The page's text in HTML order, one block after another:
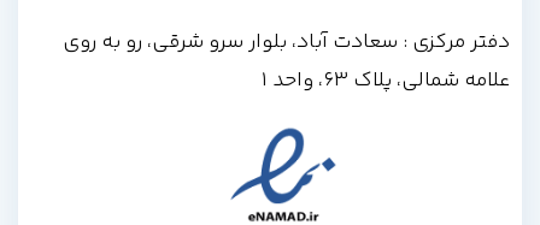
دفتر مرکزی : سعادت آباد، بلوار سرو شرقی، رو به روی
علامه شمالی، پلاک 63، واحد 1